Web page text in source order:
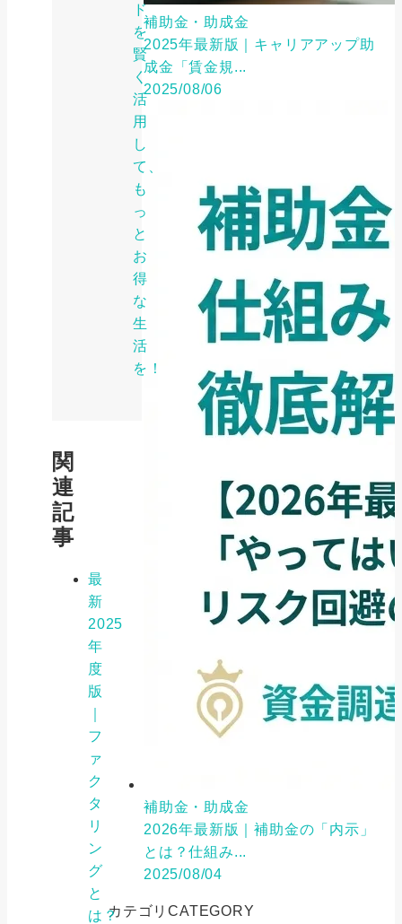
ド
を
賢
く
活
用
し
て、
も
っ
と
お
得
な
生
活
を！
関
連
記
事
最
新
2025
年
度
版
フ
ァ
ク
タ
リ
ン
グ
と
は？
補助金・助成金
2025年最新版｜キャリアアップ助
成金「賃金規...
2025/08/06
補助金・助成金
2026年最新版｜補助金の「内示」
とは？仕組み...
2025/08/04
カテゴリCATEGORY